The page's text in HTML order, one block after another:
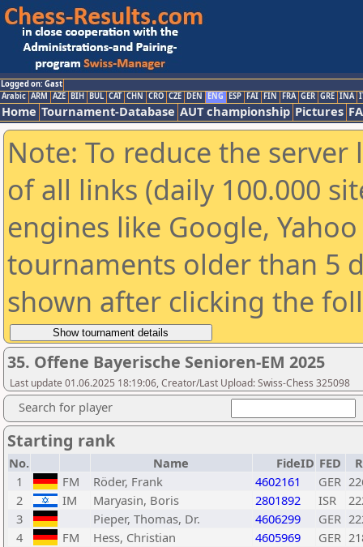
Logged on: Gast
Arabic ARM AZE BIH BUL CAT CHN CRO CZE DEN ENG ESP FAI FIN FRA GER GRE INA
Home Tournament-Database AUT championship Pictures
Note: To reduce the
of all links (daily 100.000
engines like Google,
tournaments older than 5
shown after clicking the
35. Offene Bayerische Senioren-EM 2025
Last update 01.06.2025 18:19:06, Creator/Last Upload: Swiss-Chess 325098
Search for player
Starting rank
No. Name FideID FED
1
FM Röder, Frank 4602161 GER
2
IM Maryasin, Boris 2801892 ISR
3
Pieper, Thomas, Dr. 4606299 GER
4
FM Hess, Christian 4605969 GER